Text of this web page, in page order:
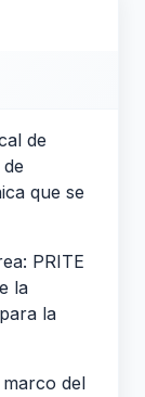
de
que se
PRITE
la
la
del